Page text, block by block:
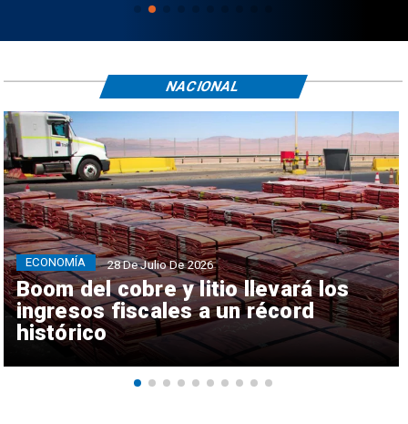
Boom del cobre y litio llevará los
ingresos fiscales a un récord
histórico
ECONOMÍA 28 De Julio De 2026
NACIONAL